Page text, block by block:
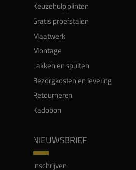
Keuzehulp plinten
Gratis proefstalen
Maatwerk
Montage
Lakken en spuiten
Bezorgkosten en levering
Retourneren
Kadobon
NIEUWSBRIEF
Inschrijven